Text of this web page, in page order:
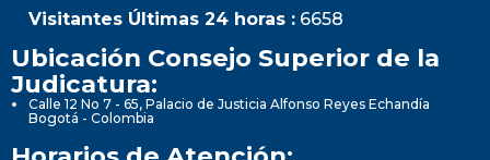
Visitantes Últimas 24 horas : 6658
Ubicación Consejo Superior de la
Judicatura:
Calle 12 No 7 - 65, Palacio de Justicia Alfonso Reyes Echandía
Bogotá - Colombia